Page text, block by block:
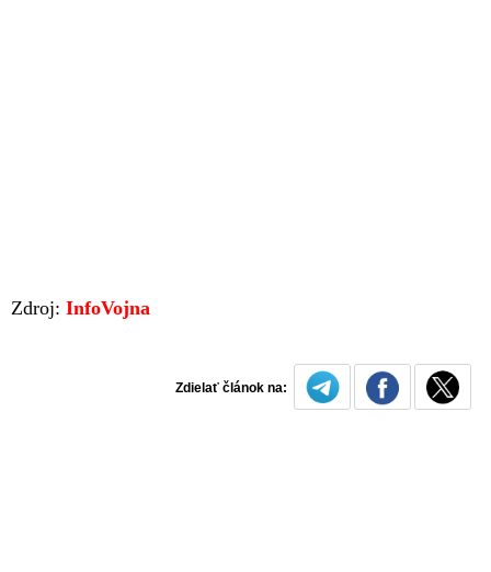
Zdroj: InfoVojna
Zdielať článok na: